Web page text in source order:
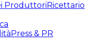
ProduttoriRicettario
Press & PR